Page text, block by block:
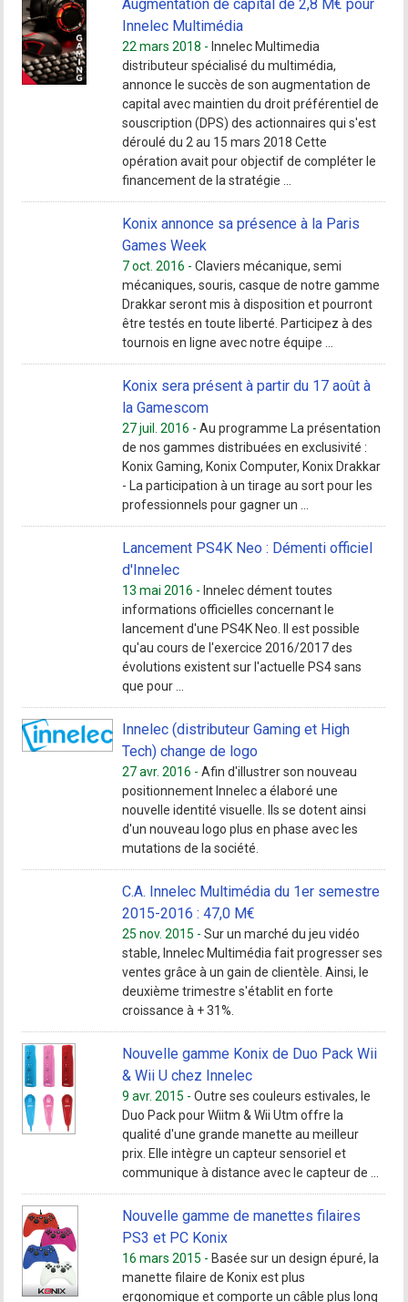
Augmentation de capital de 2,8 M€ pour
Innelec Multimédia
22 mars 2018 - Innelec Multimedia
distributeur spécialisé du multimédia,
annonce le succès de son augmentation de
capital avec maintien du droit préférentiel de
souscription (DPS) des actionnaires qui s'est
déroulé du 2 au 15 mars 2018 Cette
opération avait pour objectif de compléter le
financement de la stratégie ...
Konix annonce sa présence à la Paris
Games Week
7 oct. 2016 -Claviers mécanique, semi
mécaniques, souris, casque de notre gamme
Drakkar seront mis à disposition et pourront
être testés en toute liberté. Participez à des
tournois en ligne avec notre équipe ...
Konix sera présent à partir du 17 août à
la Gamescom
27 juil. 2016 -Au programme La présentation
de nos gammes distribuées en exclusivité :
Konix Gaming, Konix Computer, Konix Drakkar
- La participation à un tirage au sort pour les
professionnels pour gagner un ...
Lancement PS4K Neo : Démenti officiel
d'Innelec
13 mai 2016 - Innelec dément toutes
informations officielles concernant le
lancement d'une PS4K Neo. Il est possible
qu'au cours de l'exercice 2016/2017 des
évolutions existent sur l'actuelle PS4 sans
que pour ...
Innelec (distributeur Gaming et High
Tech) change de logo
27 avr. 2016 -Afin d'illustrer son nouveau
positionnement Innelec a élaboré une
nouvelle identité visuelle. Ils se dotent ainsi
d'un nouveau logo plus en phase avec les
mutations de la société.
C.A. Innelec Multimédia du 1er semestre
2015-2016 : 47,0 M€
25 nov. 2015 -Sur un marché du jeu vidéo
stable, Innelec Multimédia fait progresser ses
ventes grâce à un gain de clientèle. Ainsi, le
deuxième trimestre s'établit en forte
croissance à + 31%.
Nouvelle gamme Konix de Duo Pack Wii
& Wii U chez Innelec
9 avr. 2015 -Outre ses couleurs estivales, le
Duo Pack pour Wiitm & Wii Utm offre la
qualité d'une grande manette au meilleur
prix. Elle intègre un capteur sensoriel et
communique à distance avec le capteur de ...
Nouvelle gamme de manettes filaires
PS3 et PC Konix
16 mars 2015 - Basée sur un design épuré, la
manette filaire de Konix est plus
ergonomique et comporte un câble plus long